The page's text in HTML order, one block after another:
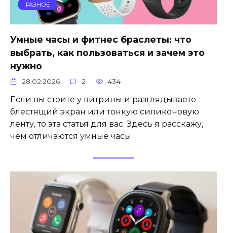
РАЗНОЕ
Умные часы и фитнес браслеты: что
выбрать, как пользоваться и зачем это
нужно
28.02.2026 2 434
Если вы стоите у витрины и разглядываете
блестящий экран или тонкую силиконовую
ленту, то эта статья для вас. Здесь я расскажу,
чем отличаются умные часы